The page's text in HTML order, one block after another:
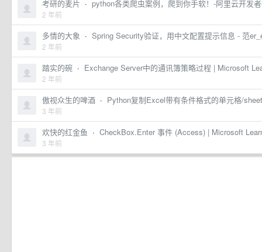
考研的麦片 · python各类爬虫案例，爬到你手软！-阿里云开发
2 年前
多情的大象 · Spring Security验证，用中文配置提示信息 - 范
2 年前
踏实的碗 · Exchange Server中的通讯簿策略过程 | Microsoft
2 年前
傲视众生的啤酒 · Python复制Excel带有条件格式的单元格/
3 年前
欢快的红金鱼 · CheckBox.Enter 事件 (Access) | Microsoft
3 年前